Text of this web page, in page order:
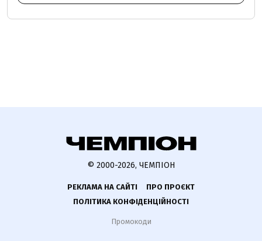
© 2000-2026, ЧЕМПІОН
РЕКЛАМА НА САЙТІ
ПРО ПРОЄКТ
ПОЛІТИКА КОНФІДЕНЦІЙНОСТІ
Промокоди